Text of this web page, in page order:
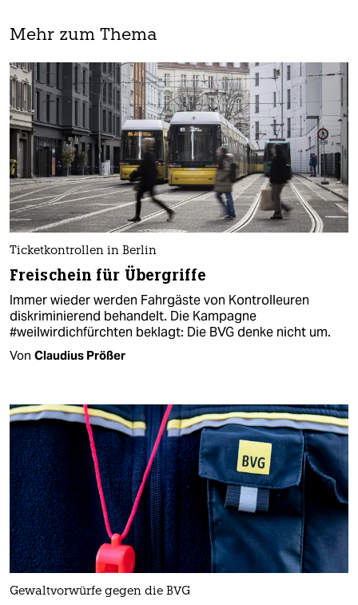
Mehr zum Thema
Ticketkontrollen in Berlin
Freischein für Übergriffe
Immer wieder werden Fahrgäste von Kontrolleuren
diskriminierend behandelt. Die Kampagne
#weilwirdichfürchten beklagt: Die BVG denke nicht um.
Von Claudius Prößer
Gewaltvorwürfe gegen die BVG